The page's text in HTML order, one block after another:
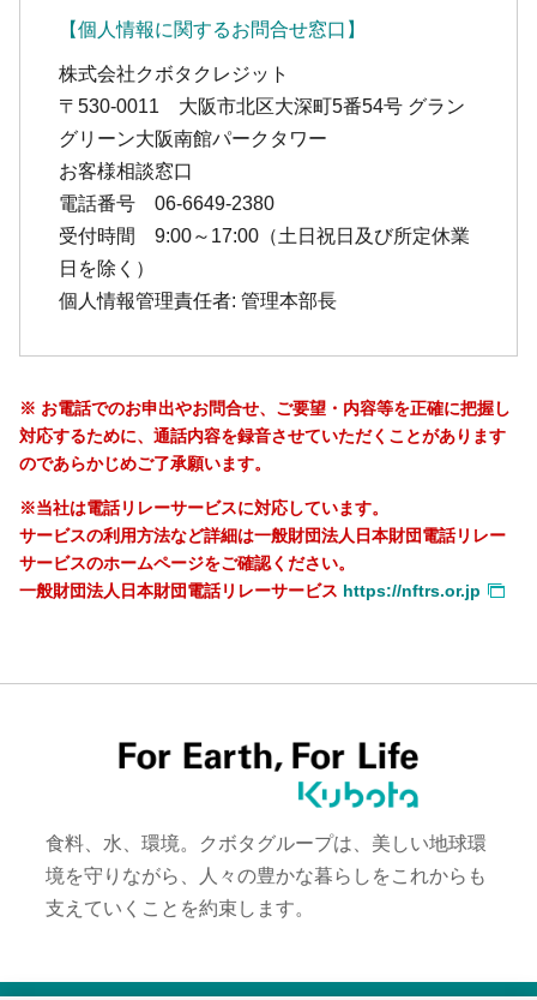
【個人情報に関するお問合せ窓口】
株式会社クボタクレジット
〒530-0011 大阪市北区大深町5番54号 グラン
グリーン大阪南館パークタワー
お客様相談窓口
電話番号 06-6649-2380
受付時間 9:00～17:00（土日祝日及び所定休業
日を除く）
個人情報管理責任者: 管理本部長
※ お電話でのお申出やお問合せ、ご要望・内容等を正確に把握し
対応するために、通話内容を録音させていただくことがあります
のであらかじめご了承願います。
※当社は電話リレーサービスに対応しています。
サービスの利用方法など詳細は一般財団法人日本財団電話リレー
サービスのホームページをご確認ください。
一般財団法人日本財団電話リレーサービス https://nftrs.or.jp
食料、水、環境。クボタグループは、美しい地球環
境を守りながら、人々の豊かな暮らしをこれからも
支えていくことを約束します。